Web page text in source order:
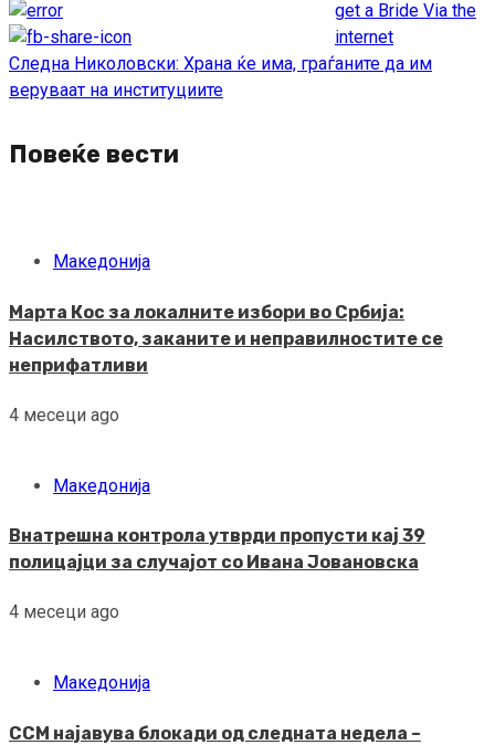
Reading
get a Bride Via the
internet
Следна Николовски: Храна ќе има, граѓаните да им
веруваат на институциите
Повеќе вести
Македонија
Марта Кос за локалните избори во Србија:
Насилството, заканите и неправилностите се
неприфатливи
4 месеци ago
Македонија
Внатрешна контрола утврди пропусти кај 39
полицајци за случајот со Ивана Јовановска
4 месеци ago
Македонија
ССМ најавува блокади од следната недела –